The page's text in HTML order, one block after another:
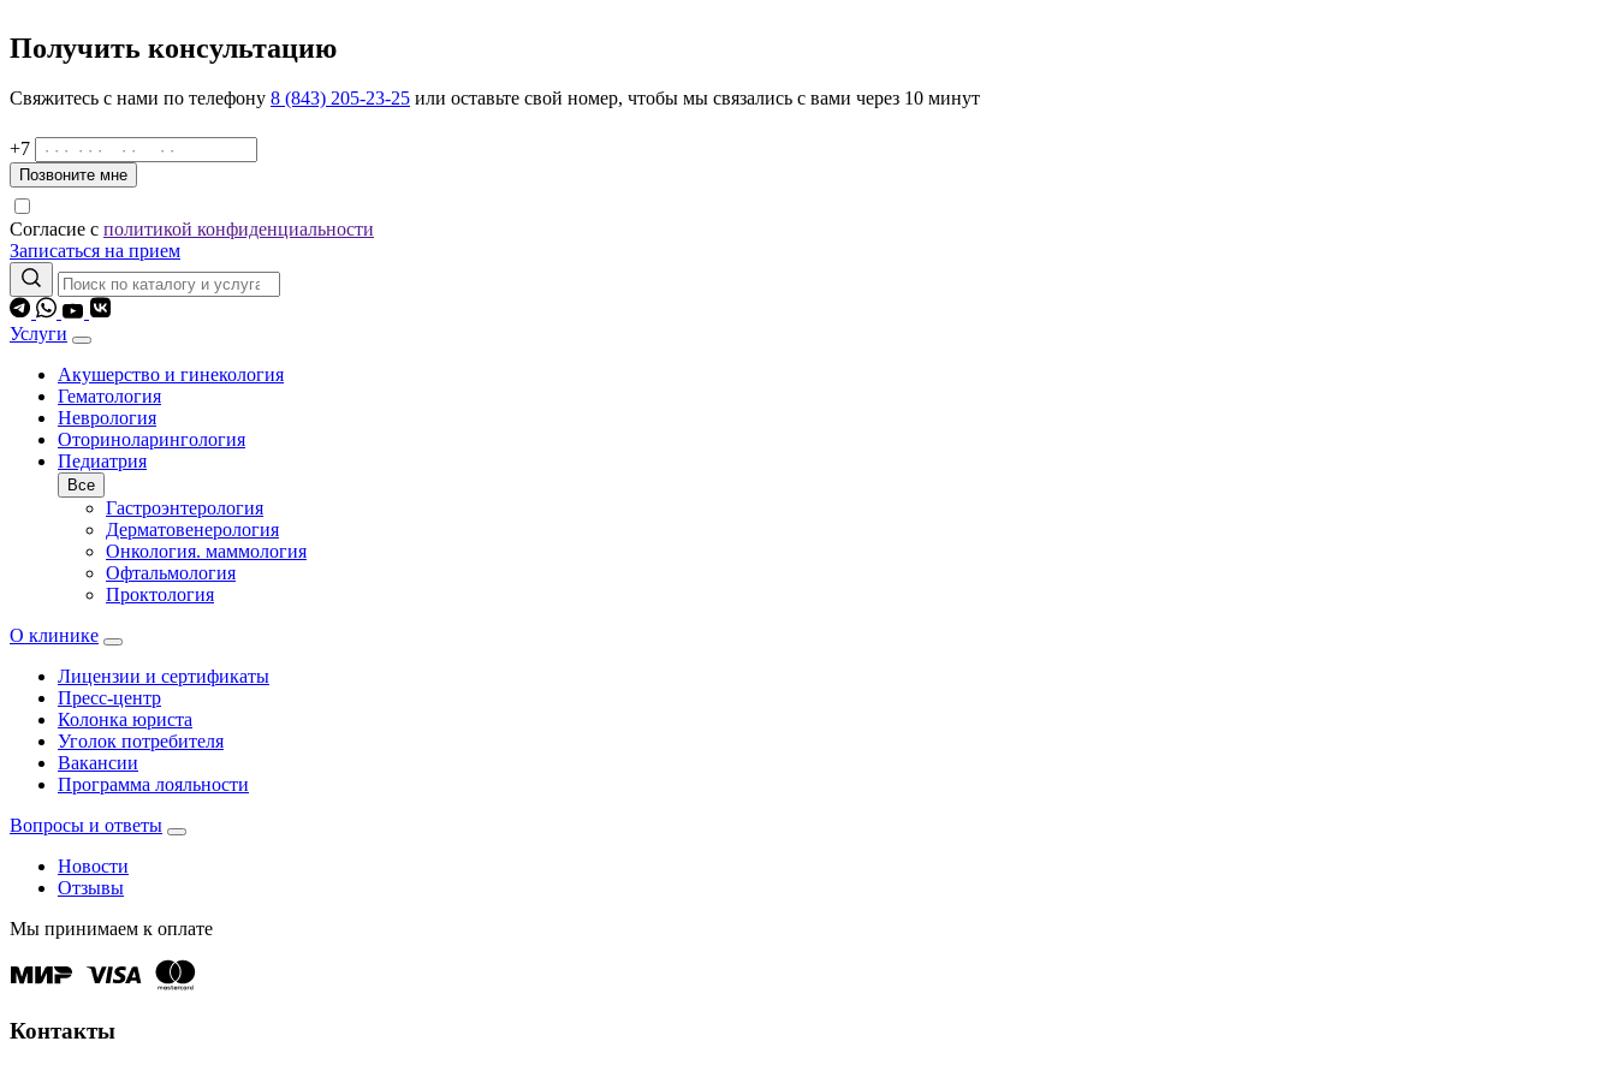
Получить консультацию
Свяжитесь с нами по телефону 8 (843) 205-23-25 или оставьте свой номер, чтобы мы связались с вами через 10 минут
+7
Позвоните мне
Согласие с политикой конфиденциальности
Записаться на прием
Услуги
Акушерство и гинекология
Гематология
Неврология
Оториноларингология
Педиатрия
Все
Гастроэнтерология
Дерматовенерология
Онкология. маммология
Офтальмология
Проктология
О клинике
Лицензии и сертификаты
Пресс-центр
Колонка юриста
Уголок потребителя
Вакансии
Программа лояльности
Вопросы и ответы
Новости
Отзывы
Мы принимаем к оплате
Контакты